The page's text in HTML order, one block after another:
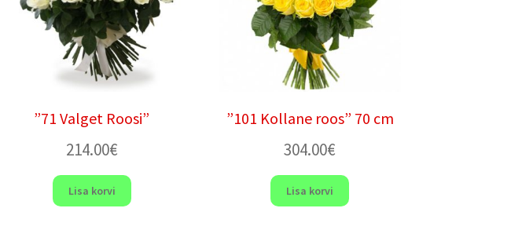
”71 Valget Roosi”
214.00€
Lisa korvi
”101 Kollane roos” 70 cm
304.00€
Lisa korvi